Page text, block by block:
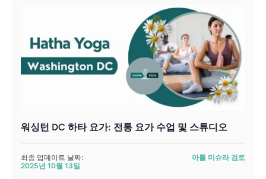
워싱턴 DC 하타 요가: 전통 요가 수업 및 스튜디오
최종 업데이트 날짜:
2025년 10월 13일
아툴 미슈라 검토